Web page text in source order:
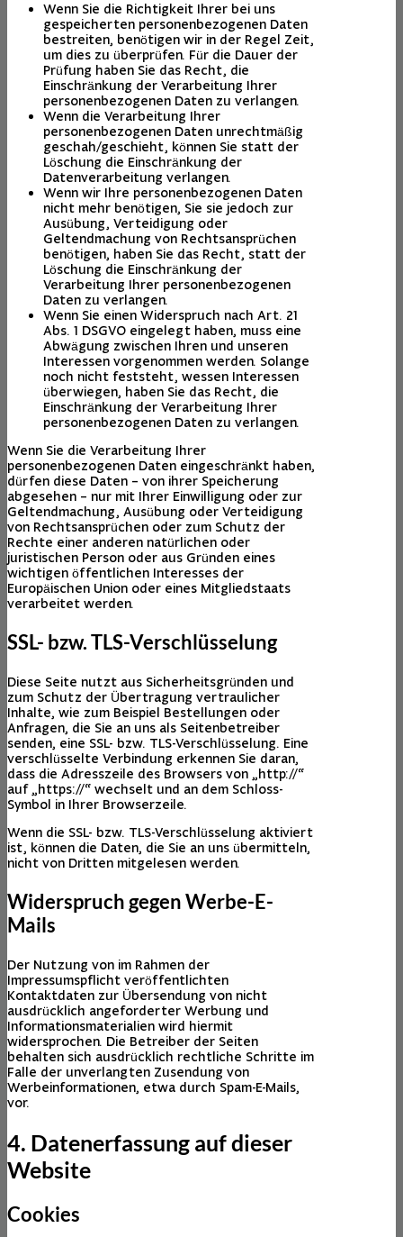
Wenn Sie die Richtigkeit Ihrer bei uns
gespeicherten personenbezogenen Daten
bestreiten, benötigen wir in der Regel Zeit,
um dies zu überprüfen. Für die Dauer der
Prüfung haben Sie das Recht, die
Einschränkung der Verarbeitung Ihrer
personenbezogenen Daten zu verlangen.
Wenn die Verarbeitung Ihrer
personenbezogenen Daten unrechtmäßig
geschah/geschieht, können Sie statt der
Löschung die Einschränkung der
Datenverarbeitung verlangen.
Wenn wir Ihre personenbezogenen Daten
nicht mehr benötigen, Sie sie jedoch zur
Ausübung, Verteidigung oder
Geltendmachung von Rechtsansprüchen
benötigen, haben Sie das Recht, statt der
Löschung die Einschränkung der
Verarbeitung Ihrer personenbezogenen
Daten zu verlangen.
Wenn Sie einen Widerspruch nach Art. 21
Abs. 1 DSGVO eingelegt haben, muss eine
Abwägung zwischen Ihren und unseren
Interessen vorgenommen werden. Solange
noch nicht feststeht, wessen Interessen
überwiegen, haben Sie das Recht, die
Einschränkung der Verarbeitung Ihrer
personenbezogenen Daten zu verlangen.
Wenn Sie die Verarbeitung Ihrer
personenbezogenen Daten eingeschränkt haben,
dürfen diese Daten – von ihrer Speicherung
abgesehen – nur mit Ihrer Einwilligung oder zur
Geltendmachung, Ausübung oder Verteidigung
von Rechtsansprüchen oder zum Schutz der
Rechte einer anderen natürlichen oder
juristischen Person oder aus Gründen eines
wichtigen öffentlichen Interesses der
Europäischen Union oder eines Mitgliedstaats
verarbeitet werden.
SSL- bzw. TLS-Verschlüsselung
Diese Seite nutzt aus Sicherheitsgründen und
zum Schutz der Übertragung vertraulicher
Inhalte, wie zum Beispiel Bestellungen oder
Anfragen, die Sie an uns als Seitenbetreiber
senden, eine SSL- bzw. TLS-Verschlüsselung. Eine
verschlüsselte Verbindung erkennen Sie daran,
dass die Adresszeile des Browsers von „http://“
auf „https://“ wechselt und an dem Schloss-
Symbol in Ihrer Browserzeile.
Wenn die SSL- bzw. TLS-Verschlüsselung aktiviert
ist, können die Daten, die Sie an uns übermitteln,
nicht von Dritten mitgelesen werden.
Widerspruch gegen Werbe-E-
Mails
Der Nutzung von im Rahmen der
Impressumspflicht veröffentlichten
Kontaktdaten zur Übersendung von nicht
ausdrücklich angeforderter Werbung und
Informationsmaterialien wird hiermit
widersprochen. Die Betreiber der Seiten
behalten sich ausdrücklich rechtliche Schritte im
Falle der unverlangten Zusendung von
Werbeinformationen, etwa durch Spam-E-Mails,
vor.
4. Datenerfassung auf dieser
Website
Cookies